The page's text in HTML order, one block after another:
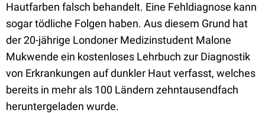
Hautfarben falsch behandelt. Eine Fehldiagnose kann
sogar tödliche Folgen haben. Aus diesem Grund hat
der 20-jährige Londoner Medizinstudent Malone
Mukwende ein kostenloses Lehrbuch zur Diagnostik
von Erkrankungen auf dunkler Haut verfasst, welches
bereits in mehr als 100 Ländern zehntausendfach
heruntergeladen wurde.